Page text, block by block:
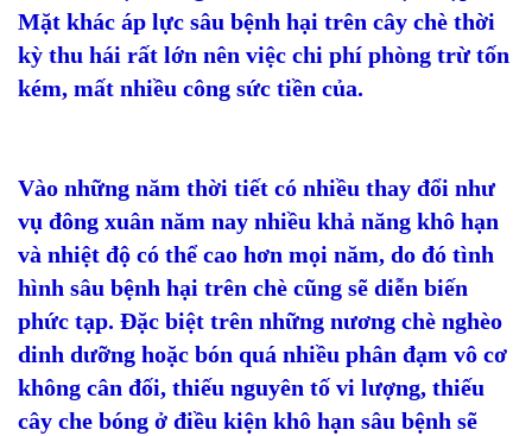
Mặt khác áp lực sâu bệnh hại trên cây chè thời
kỳ thu hái rất lớn nên việc chi phí phòng trừ tốn
kém, mất nhiều công sức tiền của.
Vào những năm thời tiết có nhiều thay đổi như
vụ đông xuân năm nay nhiều khả năng khô hạn
và nhiệt độ có thể cao hơn mọi năm, do đó tình
hình sâu bệnh hại trên chè cũng sẽ diễn biến
phức tạp. Đặc biệt trên những nương chè nghèo
dinh dưỡng hoặc bón quá nhiều phân đạm vô cơ
không cân đối, thiếu nguyên tố vi lượng, thiếu
cây che bóng ở điều kiện khô hạn sâu bệnh sẽ